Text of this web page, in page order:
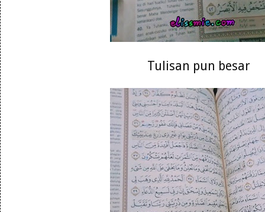
Tulisan pun besar